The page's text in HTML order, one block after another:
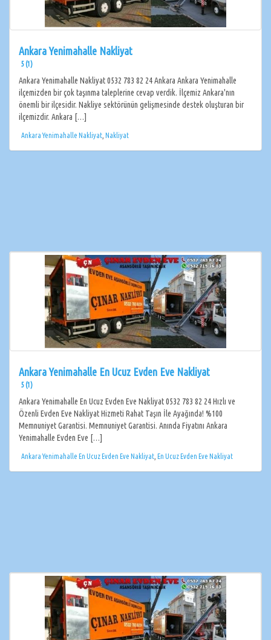
Ankara Yenimahalle Nakliyat
5 (1)
Ankara Yenimahalle Nakliyat 0532 783 82 24 Ankara Ankara Yenimahalle
ilçemizden bir çok taşınma taleplerine cevap verdik. İlçemiz Ankara'nın
önemli bir ilçesidir. Nakliye sektörünün gelişmesinde destek oluşturan bir
ilçemizdir. Ankara […]
Ankara Yenimahalle Nakliyat Nakliyat
Ankara Yenimahalle En Ucuz Evden Eve Nakliyat
5 (1)
Ankara Yenimahalle En Ucuz Evden Eve Nakliyat 0532 783 82 24 Hızlı ve
Özenli Evden Eve Nakliyat Hizmeti Rahat Taşın İle Ayağında! %100
Memnuniyet Garantisi. Memnuniyet Garantisi. Anında Fiyatını Ankara
Yenimahalle Evden Eve […]
Ankara Yenimahalle En Ucuz Evden Eve Nakliyat En Ucuz Evden Eve Nakliyat